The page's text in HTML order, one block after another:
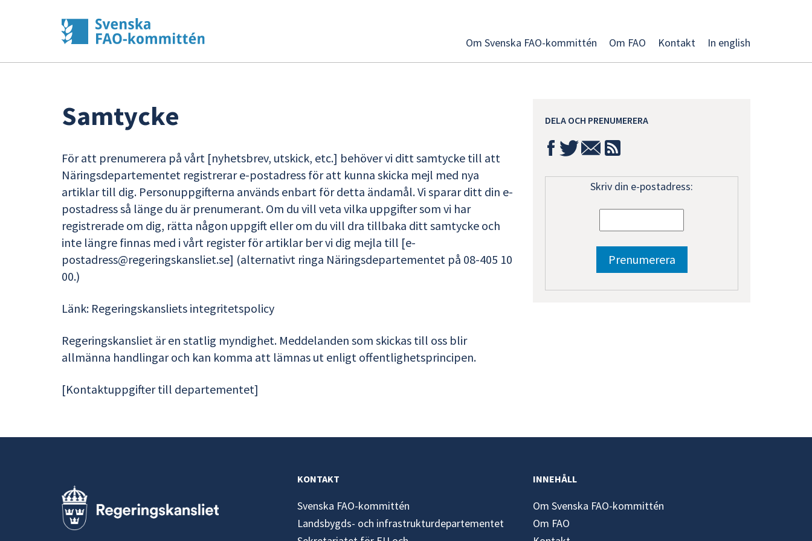
Om Svenska FAO-kommittén Om FAO Kontakt In english
Samtycke
För att prenumerera på vårt [nyhetsbrev, utskick, etc.] behöver vi ditt samtycke till att
Näringsdepartementet registrerar e-postadress för att kunna skicka mejl med nya
artiklar till dig. Personuppgifterna används enbart för detta ändamål. Vi sparar ditt din e-
postadress så länge du är prenumerant. Om du vill veta vilka uppgifter som vi har
registrerade om dig, rätta någon uppgift eller om du vill dra tillbaka ditt samtycke och
inte längre finnas med i vårt register för artiklar ber vi dig mejla till [e-
postadress@regeringskansliet.se] (alternativt ringa Näringsdepartementet på 08-405 10
00.)
Länk: Regeringskansliets integritetspolicy
Regeringskansliet är en statlig myndighet. Meddelanden som skickas till oss blir
allmänna handlingar och kan komma att lämnas ut enligt offentlighetsprincipen.
[Kontaktuppgifter till departementet]
DELA OCH PRENUMERERA
Skriv din e-postadress:
KONTAKT
Svenska FAO-kommittén
Landsbygds- och infrastrukturdepartementet
INNEHÅLL
Om Svenska FAO-kommittén
Om FAO